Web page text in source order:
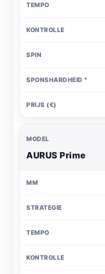
AURUS Prime